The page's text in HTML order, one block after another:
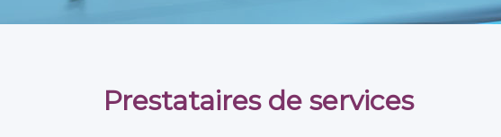
Prestataires de services